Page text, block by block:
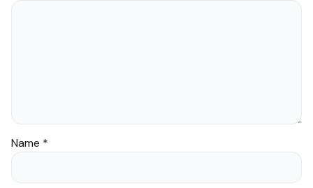
Name *